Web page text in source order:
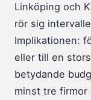
Linköping och
rör sig
Implikationen:
eller till en
betydande
minst tre firmor